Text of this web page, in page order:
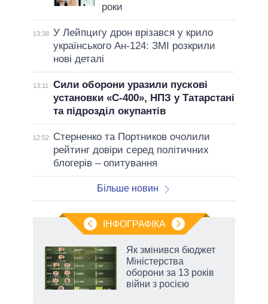
роки
13:38 У Лейпцигу дрон врізався у крило
українського Ан-124: ЗМІ розкрили
нові деталі
13:11
Сили оборони уразили пускові
установки «С-400», НПЗ у Татарстані
та підрозділ окупантів
12:52
Стерненко та Портников очолили
рейтинг довіри серед політичних
блогерів – опитування
Більше новин
ІНФОГРАФІКА
Як змінився бюджет
Міністерства
оборони за 13 років
війни з росією